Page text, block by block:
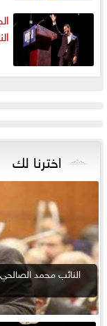
اخترنا لك
النائب محمد